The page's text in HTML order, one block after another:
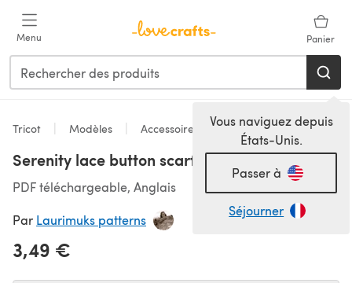
Menu Panier
Vous naviguez depuis
États-Unis.
Passer à
Séjourner
Tricot Modèles Accessoires
Serenity lace button scarf
PDF téléchargeable, Anglais
Par Laurimuks patterns
3,49 €